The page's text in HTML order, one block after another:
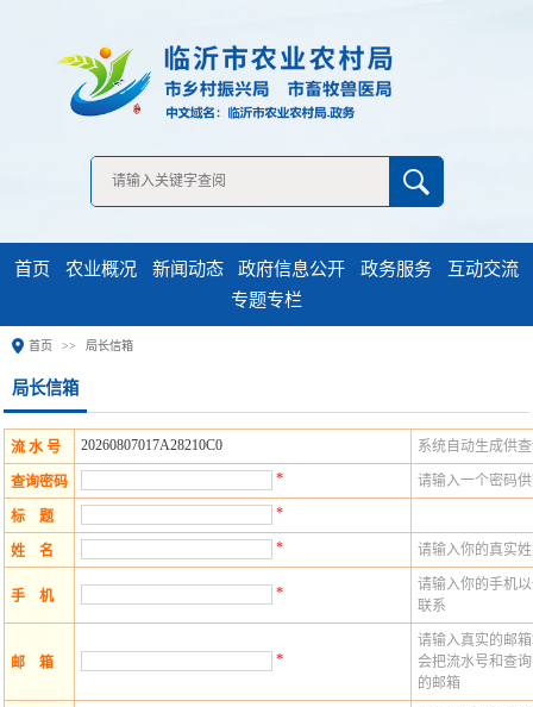
首页 农业概况 新闻动态 政府信息公开 政务服务
互动交流
专题专栏
首页 局长信箱
流 水 号 20260807017A28210C0 系统自动生成供
查询密码 * 请输入一个密码
标 题 *
姓 名 * 请输入你的真实
手 机 *
请输入你的手机
联系
邮 箱 *
请输入真实的邮
会把流水号和查
的邮箱